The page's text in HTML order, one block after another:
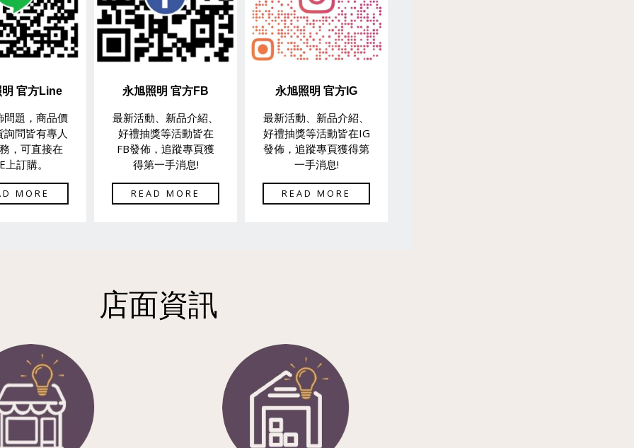
官方Line
問題，商品價
詢問皆有專人
，可直接在
上訂購。
MORE
永旭照明 官方FB
最新活動、新品介紹、
好禮抽獎等活動皆在
FB發佈，追蹤專頁獲
得第一手消息!
READ MORE
永旭照明 官方IG
最新活動、新品介紹、
好禮抽獎等活動皆在IG
發佈，追蹤專頁獲得第
一手消息!
READ MORE
店面資訊